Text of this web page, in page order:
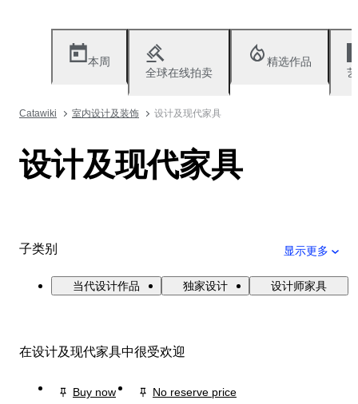
本周
全球在线拍卖
精选作品
Catawiki 室内设计及装饰 设计及现代家具
设计及现代家具
子类别 显示更多
当代设计作品 独家设计 设计师家具
在设计及现代家具中很受欢迎
Buy now
No reserve price